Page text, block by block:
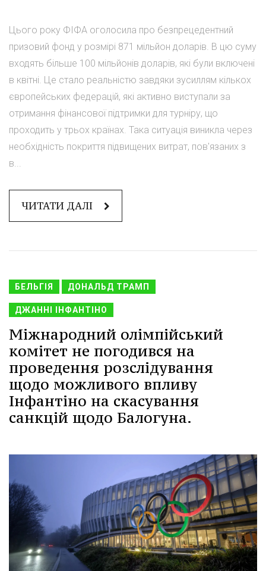
Цього року ФІФА оголосила про безпрецедентний
призовий фонд у розмірі 871 мільйон доларів. В цю суму
входять більше 100 мільйонів доларів, які були включені
в квітні. Це стало реальністю завдяки зусиллям кількох
європейських федерацій, які активно виступали за
отримання фінансової підтримки для турніру, що
проходить у трьох країнах. Така ситуація виникла через
необхідність покриття підвищених витрат, пов'язаних з
в...
ЧИТАТИ ДАЛІ
БЕЛЬГІЯ ДОНАЛЬД ТРАМП
ДЖАННІ ІНФАНТІНО
Міжнародний олімпійський
комітет не погодився на
проведення розслідування
щодо можливого впливу
Інфантіно на скасування
санкцій щодо Балогуна.